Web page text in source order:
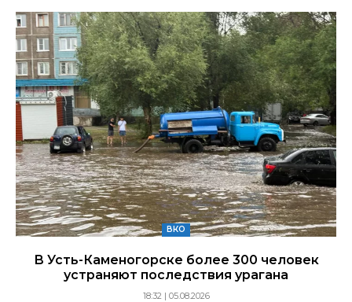
ВКО
В Усть-Каменогорске более 300 человек
устраняют последствия урагана
18:32 | 05.08.2026